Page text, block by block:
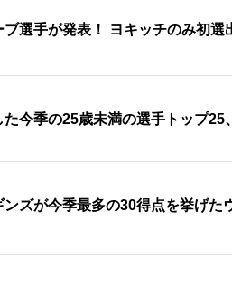
選手が発表！ ヨキッチのみ初
今季の25歳未満の選手トップ25
ズが今季最多の30得点を挙げた